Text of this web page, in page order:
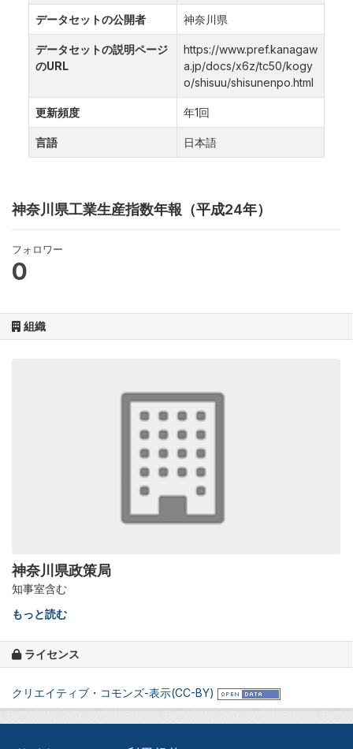
神奈川県工業生産指数年報（平成24年）
フォロワー
0
組織
神奈川県政策局
知事室含む
もっと読む
ライセンス
クリエイティブ・コモンズ-表示(CC-BY)
データセットの公開者 神奈川県
データセットの説明ページ
のURL
https://www.pref.kanagaw
a.jp/docs/x6z/tc50/kogy
o/shisuu/shisunenpo.html
更新頻度 年1回
言語 日本語